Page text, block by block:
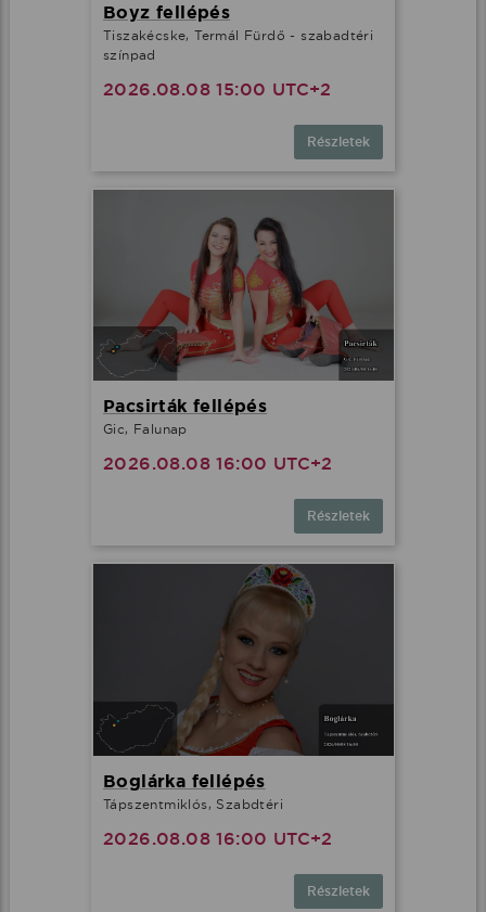
Boyz fellépés
Tiszakécske, Termál Fürdő - szabadtéri
színpad
2026.08.08 15:00 UTC+2
Részletek
Pacsirták fellépés
Gic, Falunap
2026.08.08 16:00 UTC+2
Részletek
Boglárka fellépés
Tápszentmiklós, Szabdtéri
2026.08.08 16:00 UTC+2
Részletek